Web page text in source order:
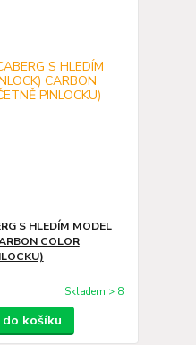
S HLEDÍM MODEL
COLOR
Skladem > 8
košíku